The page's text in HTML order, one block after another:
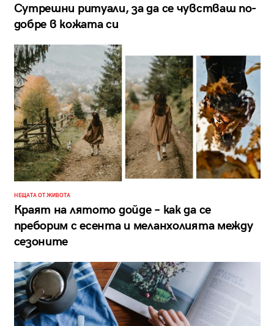
Сутрешни ритуали, за да се чувстваш по-
добре в кожата си
НЕЩАТА ОТ ЖИВОТА
Краят на лятото дойде – как да се
преборим с есента и меланхолията между
сезоните